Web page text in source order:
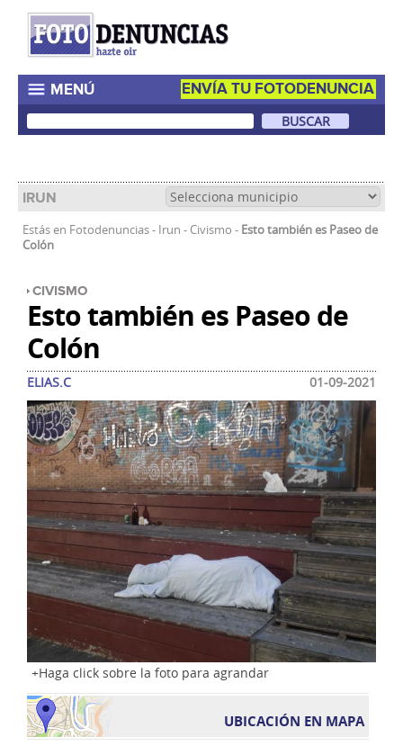
ENVÍA TU FOTODENUNCIA
MENÚ
IRUN
Estás en Fotodenuncias- Irun - Civismo - Esto también es Paseo de
Colón
CIVISMO
Esto también es Paseo de
Colón
Haga click sobre la foto para agrandar
UBICACIÓN EN MAPA
ELIAS.C 01-09-2021